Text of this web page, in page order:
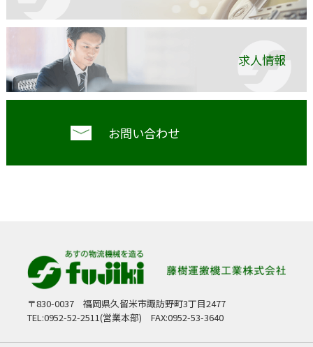
求人情報
お問い合わせ
〒830-0037
福岡県久留米市諏訪野町3丁目2477
TEL:0952-52-2511(営業本部)
FAX:0952-53-3640